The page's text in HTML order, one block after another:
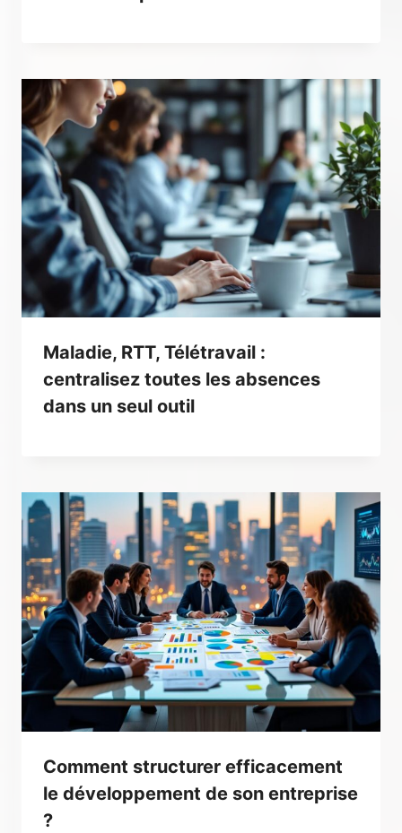
Maladie, RTT, Télétravail :
centralisez toutes les absences
dans un seul outil
Comment structurer efficacement
le développement de son entreprise
?